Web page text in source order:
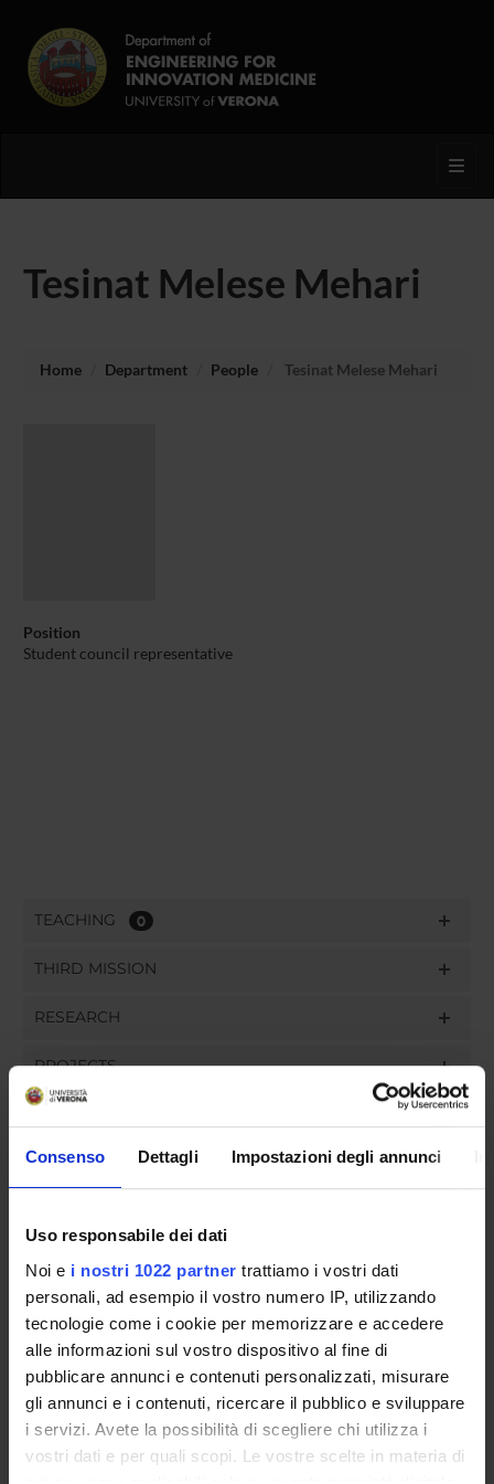
Consenso Dettagli Impostazioni degli annunci
Uso responsabile dei dati
Noi e i nostri 1022 partner trattiamo i vostri dati
personali, ad esempio il vostro numero IP, utilizzando
tecnologie come i cookie per memorizzare e accedere
alle informazioni sul vostro dispositivo al fine di
pubblicare annunci e contenuti personalizzati, misurare
gli annunci e i contenuti, ricercare il pubblico e sviluppare
i servizi. Avete la possibilità di scegliere chi utilizza i
vostri dati e per quali scopi. Le vostre scelte in materia di
Tesinat Melese Mehari
Home Department People Tesinat Melese Mehari
Position
Student council representative
TEACHING 0
THIRD MISSION
RESEARCH
PROJECTS
ORGANIZZAZIONE
COMMITTEES
GOVERNANCE
UFFICI E STRUTTURE DI SERVIZIO
SERVIZI DI SEGRETERIA STUDENTI